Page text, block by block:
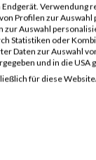
Gehring
Hofmann
Baumgartner
Wendel
Verwendung
Profilen zur
Auswahl
Statistiken oder
Daten zur Auswahl
und in die USA
für diese